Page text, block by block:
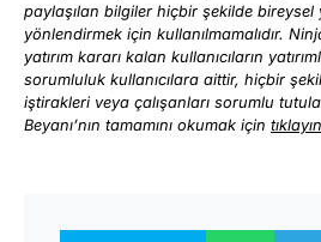
paylaşılan bilgiler hiçbir şekilde bireysel
yönlendirmek için kullanılmamalıdır.
yatırım kararı kalan kullanıcıların
sorumluluk kullanıcılara aittir, hiçbir
iştirakleri veya çalışanları sorumlu
Beyanı’nın tamamını okumak için